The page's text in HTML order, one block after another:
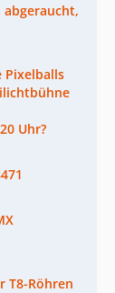
abgeraucht,
Pixelballs
Uhr?
T8-Röhren